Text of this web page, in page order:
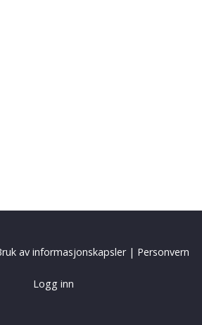
av informasjonskapsler| Personvern
Logg inn